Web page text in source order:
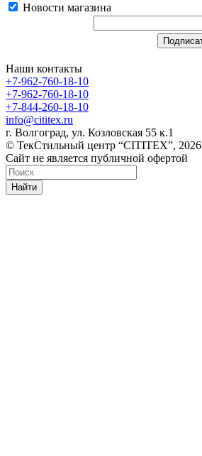
Новости магазина
Наши контакты
+7-962-760-18-10
+7-962-760-18-10
+7-844-260-18-10
info@cititex.ru
г. Волгоград, ул. Козловская 55 к.1
© ТекСтильный центр “CITITEX”, 2026
Сайт не является публичной офертой
Найти